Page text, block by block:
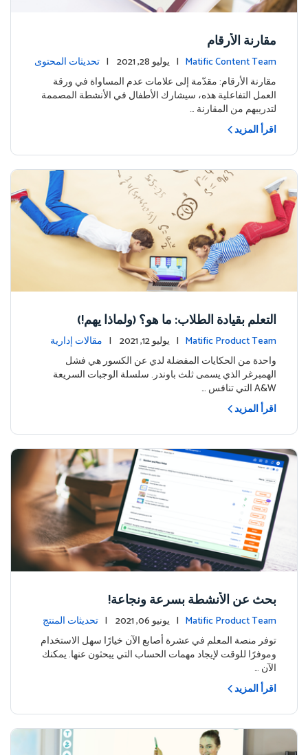
مقارنة الأرقام
Matific Content Team | يوليو 28, 2021 |
تحديثات المحتوى
مقارنة الأرقام: مقدّمة إلى علامات عدم المساواة في ورقة
العمل التفاعلية هذه، سيشارك الأطفال في الأنشطة المصممة
لتدريبهم من المقارنة …
اقرأ المزيد
التعلم بقيادة الطلاب: ما هو؟ (ولماذا يهم!)
Matific Product Team | يوليو 12, 2021 |
مقالات إدارية
واحدة من الحكايات المفضلة لدي عن الكسور هي فشل
الهمبرغر الذي يسمى ثلث باوندر. سلسلة الوجبات السريعة
A&W التي تنافس …
اقرأ المزيد
بحث عن الأنشطة بسرعة ونجاعة!
Matific Product Team | يونيو 06, 2021 |
تحديثات المنتج
توفر منصة المعلم في عشرة أصابع الآن خيارًا سهل الاستخدام
وموفرًا للوقت لإيجاد مهمات الحساب التي يبحثون عنها. يمكنك
الآن …
اقرأ المزيد